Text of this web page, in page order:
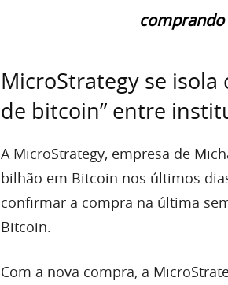
comprando
MicroStrategy se isola
de bitcoin” entre
A MicroStrategy, empresa de
bilhão em Bitcoin nos últimos
confirmar a compra na última
Bitcoin.
Com a nova compra, a